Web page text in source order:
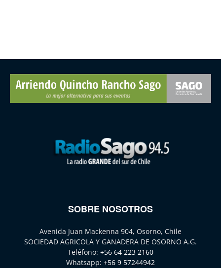
SOBRE NOSOTROS
Avenida Juan Mackenna 904, Osorno, Chile
SOCIEDAD AGRICOLA Y GANADERA DE OSORNO A.G.
Teléfono: +56 64 223 2160
Whatsapp: +56 9 57244942